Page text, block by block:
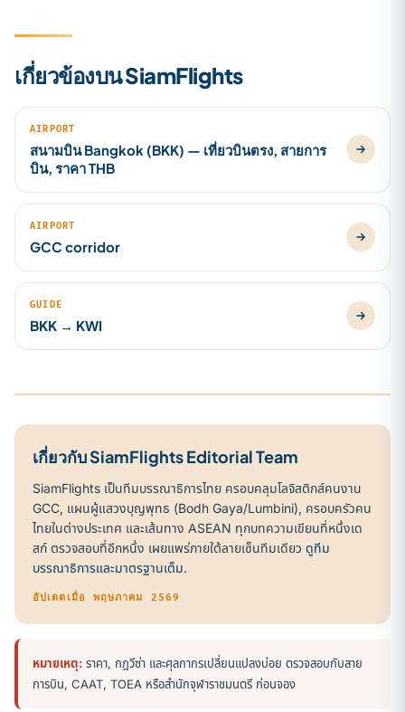
เกี่ยวข้องบน SiamFlights
AIRPORT
สนามบิน Bangkok (BKK) — เที่ยวบินตรง, สายการ
บิน, ราคา THB
AIRPORT
GCC corridor
GUIDE
BKK → KWI
เกี่ยวกับ SiamFlights Editorial Team
SiamFlights เป็นทีมบรรณาธิการไทย ครอบคลุมโลจิสติกส์คนงาน
GCC, แผนผู้แสวงบุญพุทธ (Bodh Gaya/Lumbini), ครอบครัวคน
ไทยในต่างประเทศ และเส้นทาง ASEAN ทุกบทความเขียนที่หนึ่งเด
สก์ ตรวจสอบที่อีกหนึ่ง เผยแพร่ภายใต้ลายเซ็นทีมเดียว ดูทีม
บรรณาธิการและมาตรฐานเต็ม.
อัปเดตเมื่อ พฤษภาคม 2569
หมายเหตุ: ราคา, กฎวีซ่า และศุลกากรเปลี่ยนแปลงบ่อย ตรวจสอบกับสาย
การบิน, CAAT, TOEA หรือสำนักจุฬาราชมนตรี ก่อนจอง